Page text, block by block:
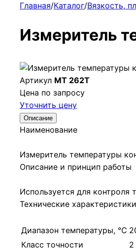
Главная/Каталог/Вязкость,
Измеритель
Артикул МТ 262Т
Цена по запросу
Уточнить цену
Описание
Наименование
Измеритель температуры
Описание и принцип работы
Используется для
Технические характеристики
Диапазон температуры, °С
Класс точности
2